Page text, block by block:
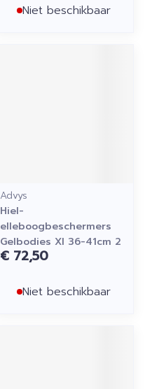
Niet beschikbaar
Advys
Hiel-
elleboogbeschermers
Gelbodies Xl 36-41cm 2
€ 72,50
Niet beschikbaar